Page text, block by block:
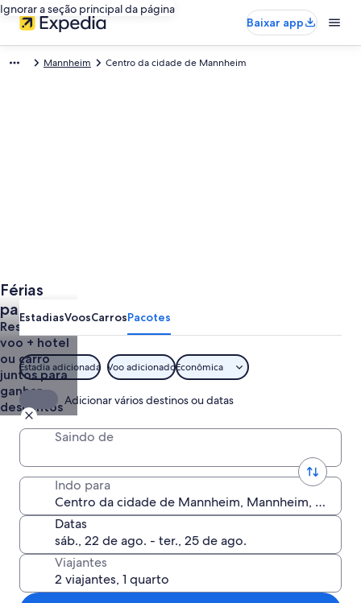
Ignorar a seção principal da página
Baixar app
Mannheim Centro da cidade de Mannheim
Férias
para
Centro da
cidade de
Mannheim
Reserve um
voo + hotel
ou carro
juntos para
ganhar
descontos
EstadiasVoosCarrosPacotes
Estadia adicionada Voo adicionadoEconômica
Adicionar vários destinos ou datas
Saindo de
Indo para
Datas
Viajantes